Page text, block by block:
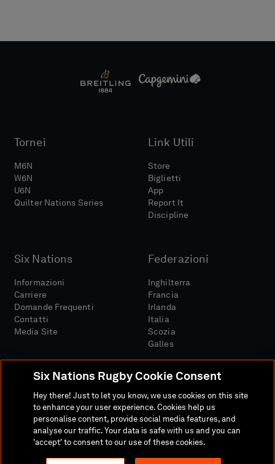
Tornei
M6N
W6N
U6N
Quilter Nations Series
Link Utili
Store
Biglietti
App
Report It
Discipline
Six Nations
Informazioni
Carriere
Domande Frequenti
Contatti
Media Site
Federazioni
Inghilterra
Francia
Irlanda
Italia
Scozia
Galles
Sito MediaTermini E Condizioni
Politica Sulla RiservatezzaInformativa Sui Cookie
Politica Sociale E Digitale
Six Nations Rugby Cookie Consent
Hey there! Just to let you know, we use cookies on this site
to enhance your user experience. Cookies help us
personalise content, provide social media features, and
analyse our traffic. Your data is safe with us and you can
'accept' to consent to our use of these cookies.